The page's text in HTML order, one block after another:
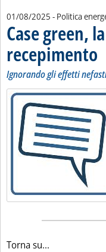
01/08/2025 - Politica
Case green,
recepimento
Ignorando gli effetti
Torna su...